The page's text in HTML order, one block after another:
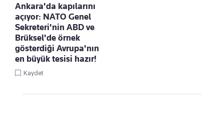
Ankara'da kapılarını
açıyor: NATO Genel
Sekreteri'nin ABD ve
Brüksel'de örnek
gösterdiği Avrupa'nın
en büyük tesisi hazır!
Kaydet